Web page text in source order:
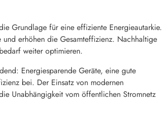
Grundlage für eine effiziente Energieautarkie.
erhöhen die Gesamteffizienz. Nachhaltige
weiter optimieren.
Energiesparende Geräte, eine gute
bei. Der Einsatz von modernen
Unabhängigkeit vom öffentlichen Stromnetz